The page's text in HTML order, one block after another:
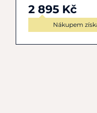
2 895 Kč
Nákupem